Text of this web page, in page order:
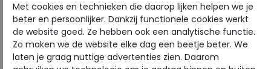
Merk
ECCO
Fabrikantcode
52284455894
Bestelcode
136.38.000019
Kleur
Tarmac
Met cookies en technieken die daarop lijken helpen we je
beter en persoonlijker. Dankzij functionele cookies werkt
de website goed. Ze hebben ook een analytische functie.
Zo maken we de website elke dag een beetje beter. We
laten je graag nuttige advertenties zien. Daarom